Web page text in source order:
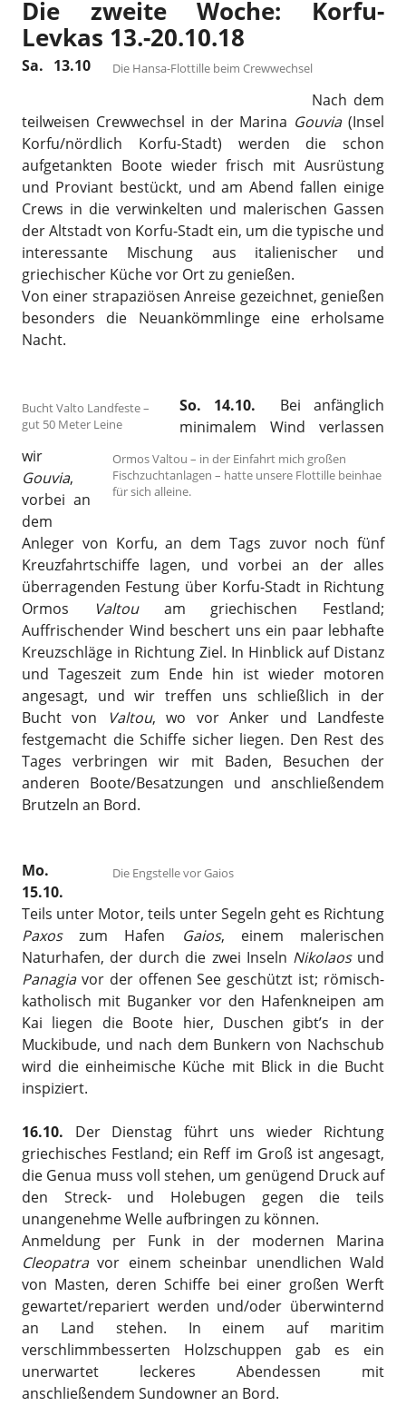
Die zweite Woche: Korfu-
Levkas 13.-20.10.18
Die Hansa-Flottille beim Crewwechsel
Sa. 13.10
Nach dem
teilweisen Crewwechsel in der Marina Gouvia(Insel
Korfu/nördlich Korfu-Stadt) werden die schon
aufgetankten Boote wieder frisch mit Ausrüstung
und Proviant bestückt, und am Abend fallen einige
Crews in die verwinkelten und malerischen Gassen
der Altstadt von Korfu-Stadt ein, um die typische und
interessante Mischung aus italienischer und
griechischer Küche vor Ort zu genießen.
Von einer strapaziösen Anreise gezeichnet, genießen
besonders die Neuankömmlinge eine erholsame
Nacht.
Bucht Valto Landfeste –
gut 50 Meter Leine
Ormos Valtou – in der Einfahrt mich großen
Fischzuchtanlagen – hatte unsere Flottille beinhae
für sich alleine.
So. 14.10. Bei anfänglich
minimalem Wind verlassen
wir
Gouvia,
vorbei an
dem
Anleger von Korfu, an dem Tags zuvor noch fünf
Kreuzfahrtschiffe lagen, und vorbei an der alles
überragenden Festung über Korfu-Stadt in Richtung
Ormos
Valtouam griechischen Festland;
Auffrischender Wind beschert uns ein paar lebhafte
Kreuzschläge in Richtung Ziel. In Hinblick auf Distanz
und Tageszeit zum Ende hin ist wieder motoren
angesagt, und wir treffen uns schließlich in der
Bucht von
Valtou, wo vor Anker und Landfeste
festgemacht die Schiffe sicher liegen. Den Rest des
Tages verbringen wir mit Baden, Besuchen der
anderen Boote/Besatzungen und anschließendem
Brutzeln an Bord.
Die Engstelle vor Gaios
Mo.
15.10.
Teils unter Motor, teils unter Segeln geht es Richtung
Paxoszum Hafen Gaios, einem malerischen
Naturhafen, der durch die zwei Inseln Nikolaos und
Panagiavor der offenen See geschützt ist; römisch-
katholisch mit Buganker vor den Hafenkneipen am
Kai liegen die Boote hier, Duschen gibt’s in der
Muckibude, und nach dem Bunkern von Nachschub
wird die einheimische Küche mit Blick in die Bucht
inspiziert.
16.10. Der Dienstag führt uns wieder Richtung
griechisches Festland; ein Reff im Groß ist angesagt,
die Genua muss voll stehen, um genügend Druck auf
den Streck- und Holebugen gegen die teils
unangenehme Welle aufbringen zu können.
Anmeldung per Funk in der modernen Marina
Cleopatravor einem scheinbar unendlichen Wald
von Masten, deren Schiffe bei einer großen Werft
gewartet/repariert werden und/oder überwinternd
an Land stehen. In einem auf maritim
verschlimmbesserten Holzschuppen gab es ein
unerwartet leckeres Abendessen mit
anschließendem Sundowner an Bord.